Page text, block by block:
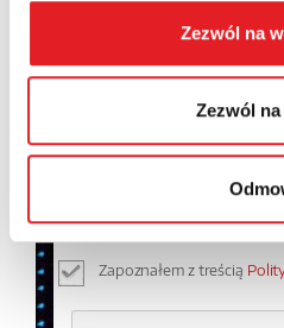
Zezwól na
Zezwól
Wyrażam zgodę na
temat przetwarzania
prywatności.*
Zapoznałem z treścią